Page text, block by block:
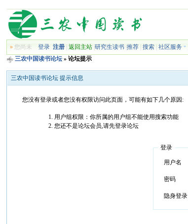
» 您尚未登录 注册 |返回主站 |研究生读书 |推荐 |搜索 |社区服务
三农中国读书论坛 » 论坛提示
三农中国读书论坛 提示信息
您没有登录或者您没有权限访问此页面，可能有如下几个原因:
用户组权限：你所属的用户组不能使用搜索功能
您还不是论坛会员,请先登录论坛
登录
用户名
密码
隐身登录